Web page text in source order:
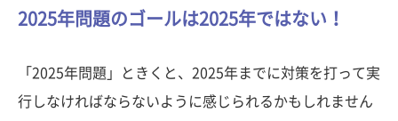
2025年問題のゴールは2025年ではない！
「2025年問題」ときくと、2025年までに対策を打って実
行しなければならないように感じられるかもしれません